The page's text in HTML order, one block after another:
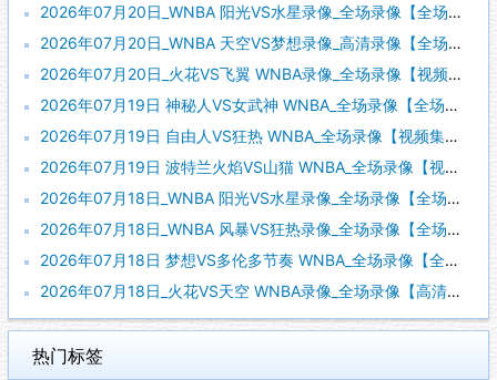
2026年07月20日_WNBA 阳光VS水星录像_全场录像【全场回放】
2026年07月20日_WNBA 天空VS梦想录像_高清录像【全场回放】
2026年07月20日_火花VS飞翼 WNBA录像_全场录像【视频集锦】
2026年07月19日 神秘人VS女武神 WNBA_全场录像【全场回放】
2026年07月19日 自由人VS狂热 WNBA_全场录像【视频集锦】
2026年07月19日 波特兰火焰VS山猫 WNBA_全场录像【视频集锦】
2026年07月18日_WNBA 阳光VS水星录像_全场录像【全场回放】
2026年07月18日_WNBA 风暴VS狂热录像_全场录像【全场回放】
2026年07月18日 梦想VS多伦多节奏 WNBA_全场录像【全场回放】
2026年07月18日_火花VS天空 WNBA录像_全场录像【高清回放】
热门标签